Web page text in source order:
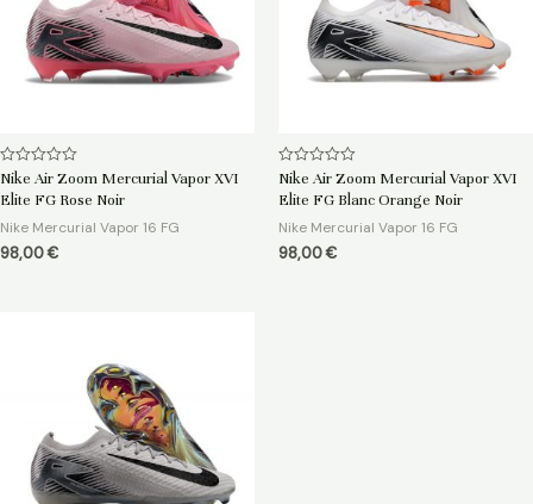
Note
sur
Nike Air Zoom Mercurial Vapor XVI
Elite FG Rose Noir
Nike Mercurial Vapor 16 FG
98,00€
Note
sur
Nike Air Zoom Mercurial Vapor XVI
Elite FG Blanc Orange Noir
Nike Mercurial Vapor 16 FG
98,00€